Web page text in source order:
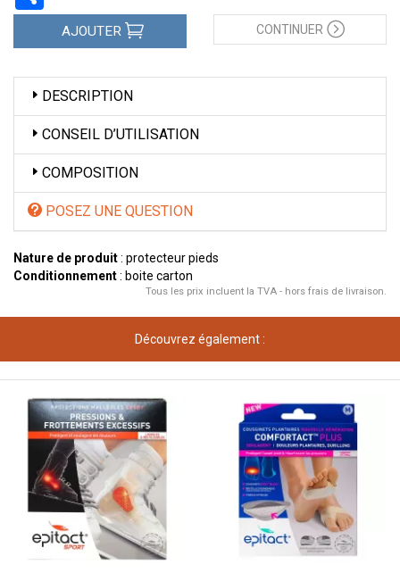
AJOUTER CONTINUER
DESCRIPTION
CONSEIL D’UTILISATION
COMPOSITION
POSEZ UNE QUESTION
Nature de produit: protecteur pieds
Conditionnement: boite carton
Tous les prix incluent la TVA - hors frais de livraison.
Découvrez également :